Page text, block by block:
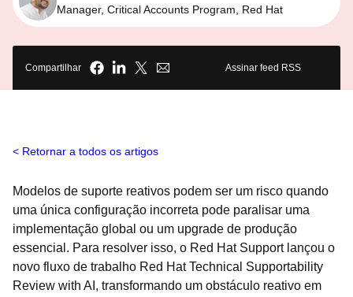
Manager, Critical Accounts Program, Red Hat
Compartilhar Assinar feed RSS
Retornar a todos os artigos
Modelos de suporte reativos podem ser um risco quando
uma única configuração incorreta pode paralisar uma
implementação global ou um upgrade de produção
essencial. Para resolver isso, o Red Hat Support lançou o
novo fluxo de trabalho Red Hat Technical Supportability
Review with AI, transformando um obstáculo reativo em